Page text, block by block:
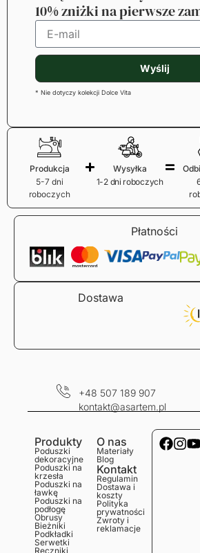
10% zniżki na pierwsze
Wyślij
* Nie dotyczy kolekcji Dolce Vita
Produkcja
5-7 dni
roboczych
Wysyłka
1-2 dni roboczych
Płatności
Dostawa
+48 507 189 907
kontakt@asartem.pl
Produkty
Poduszki
dekoracyjne
Poduszki na
krzesła
Poduszki na
ławkę
Poduszki na
podłogę
Obrusy
Bieżniki
Podkładki
Serwetki
Ręczniki
O nas
Materiały
Blog
Kontakt
Regulamin
Dostawa i
koszty
Polityka
prywatności
Zwroty i
reklamacje